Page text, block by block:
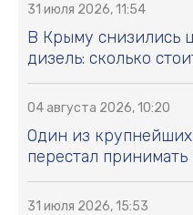
31 июля 2026, 11:54
В Крыму снизились
дизель: сколько
04 августа 2026, 10:20
Один из
перестал
31 июля 2026, 15:53